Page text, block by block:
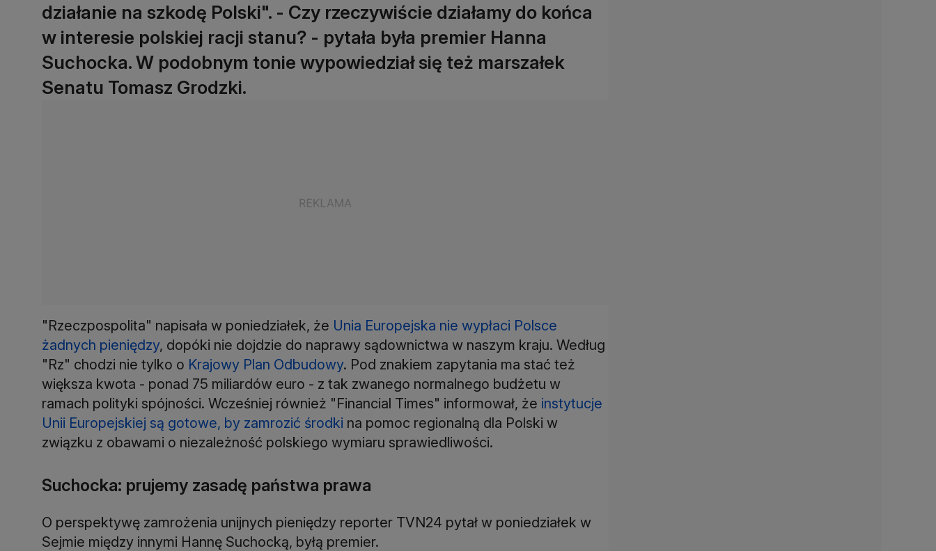
działanie na szkodę Polski". - Czy rzeczywiście działamy do końca
w interesie polskiej racji stanu? - pytała była premier Hanna
Suchocka. W podobnym tonie wypowiedział się też marszałek
Senatu Tomasz Grodzki.
"Rzeczpospolita" napisała w poniedziałek, że Unia Europejska nie wypłaci Polsce
żadnych pieniędzy, dopóki nie dojdzie do naprawy sądownictwa w naszym kraju. Według
"Rz" chodzi nie tylko o Krajowy Plan Odbudowy. Pod znakiem zapytania ma stać też
większa kwota - ponad 75 miliardów euro - z tak zwanego normalnego budżetu w
ramach polityki spójności. Wcześniej również "Financial Times" informował, że instytucje
Unii Europejskiej są gotowe, by zamrozić środki na pomoc regionalną dla Polski w
związku z obawami o niezależność polskiego wymiaru sprawiedliwości.
Suchocka: prujemy zasadę państwa prawa
O perspektywę zamrożenia unijnych pieniędzy reporter TVN24 pytał w poniedziałek w
Sejmie między innymi Hannę Suchocką, byłą premier.